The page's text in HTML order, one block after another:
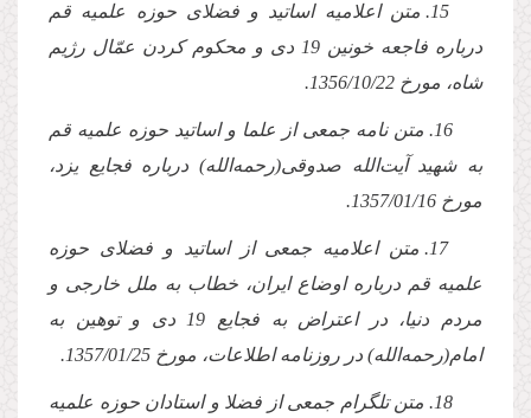
15. متن اعلامیه اساتید و فضلاى حوزه علمیه قم
درباره فاجعه خونین 19 دى و محكوم كردن عمّال رژیم
شاه، مورخ 1356/10/22.
16. متن نامه جمعى از علما و اساتید حوزه علمیه قم
به شهید آیت‌الله صدوقى(رحمه‌الله) درباره فجایع یزد،
مورخ 1357/01/16.
17. متن اعلامیه جمعى از اساتید و فضلاى حوزه
علمیه قم درباره اوضاع ایران، خطاب به ملل خارجى و
مردم دنیا، در اعتراض به فجایع 19 دى و توهین به
امام(رحمه‌الله) در روزنامه اطلاعات، مورخ 1357/01/25.
18. متن تلگرام جمعى از فضلا و استادان حوزه علمیه